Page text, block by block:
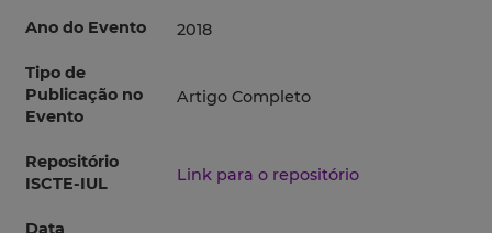
Ano do Evento 2018
Tipo de
Publicação no
Evento
Artigo Completo
Repositório
ISCTE-IUL
Link para o repositório
Data